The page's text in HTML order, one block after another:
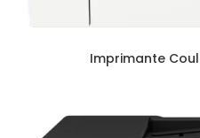
Imprimante